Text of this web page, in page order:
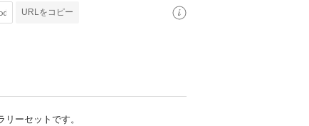
URLをコピー
ーセットです。